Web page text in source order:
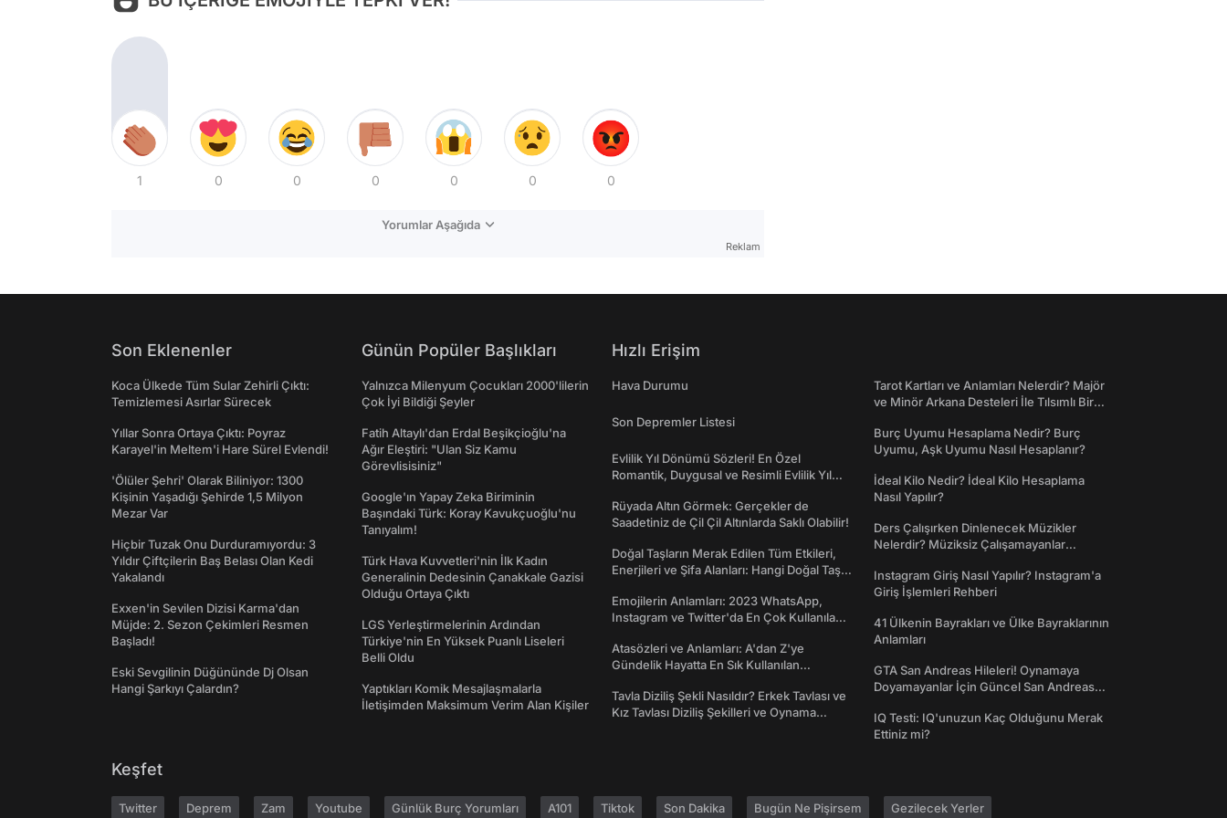
1 0 0 0 0 0 0
Yorumlar Aşağıda
Reklam
Son Eklenenler
Koca Ülkede Tüm Sular Zehirli Çıktı:
Temizlemesi Asırlar Sürecek
Yıllar Sonra Ortaya Çıktı: Poyraz
Karayel'in Meltem'i Hare Sürel Evlendi!
'Ölüler Şehri' Olarak Biliniyor: 1300
Kişinin Yaşadığı Şehirde 1,5 Milyon
Mezar Var
Hiçbir Tuzak Onu Durduramıyordu: 3
Yıldır Çiftçilerin Baş Belası Olan Kedi
Yakalandı
Exxen'in Sevilen Dizisi Karma'dan
Müjde: 2. Sezon Çekimleri Resmen
Başladı!
Eski Sevgilinin Düğününde Dj Olsan
Hangi Şarkıyı Çalardın?
Günün Popüler Başlıkları
Yalnızca Milenyum Çocukları 2000'lilerin
Çok İyi Bildiği Şeyler
Fatih Altaylı'dan Erdal Beşikçioğlu'na
Ağır Eleştiri: "Ulan Siz Kamu
Görevlisisiniz"
Google'ın Yapay Zeka Biriminin
Başındaki Türk: Koray Kavukçuoğlu'nu
Tanıyalım!
Türk Hava Kuvvetleri'nin İlk Kadın
Generalinin Dedesinin Çanakkale Gazisi
Olduğu Ortaya Çıktı
LGS Yerleştirmelerinin Ardından
Türkiye'nin En Yüksek Puanlı Liseleri
Belli Oldu
Yaptıkları Komik Mesajlaşmalarla
İletişimden Maksimum Verim Alan Kişiler
Hızlı Erişim
Hava Durumu
Son Depremler Listesi
Evlilik Yıl Dönümü Sözleri! En Özel
Romantik, Duygusal ve Resimli Evlilik Yıl
Rüyada Altın Görmek: Gerçekler de
Saadetiniz de Çil Çil Altınlarda Saklı Olabilir!
Doğal Taşların Merak Edilen Tüm Etkileri,
Enerjileri ve Şifa Alanları: Hangi Doğal Taş
Emojilerin Anlamları: 2023 WhatsApp,
Instagram ve Twitter'da En Çok Kullanılan
Atasözleri ve Anlamları: A'dan Z'ye
Gündelik Hayatta En Sık Kullanılan
Tavla Diziliş Şekli Nasıldır? Erkek Tavlası ve
Kız Tavlası Diziliş Şekilleri ve Oynama
Tarot Kartları ve Anlamları Nelerdir? Majör
ve Minör Arkana Desteleri İle Tılsımlı Bir
Burç Uyumu Hesaplama Nedir? Burç
Uyumu, Aşk Uyumu Nasıl Hesaplanır?
İdeal Kilo Nedir? İdeal Kilo Hesaplama
Nasıl Yapılır?
Ders Çalışırken Dinlenecek Müzikler
Nelerdir? Müziksiz Çalışamayanlar
Instagram Giriş Nasıl Yapılır? Instagram'a
Giriş İşlemleri Rehberi
41 Ülkenin Bayrakları ve Ülke Bayraklarının
Anlamları
GTA San Andreas Hileleri! Oynamaya
Doyamayanlar İçin Güncel San Andreas
IQ Testi: IQ'unuzun Kaç Olduğunu Merak
Ettiniz mi?
Keşfet
Twitter Deprem Zam Youtube Günlük Burç Yorumları A101 Tiktok Son Dakika Bugün Ne Pişirsem Gezilecek Yerler